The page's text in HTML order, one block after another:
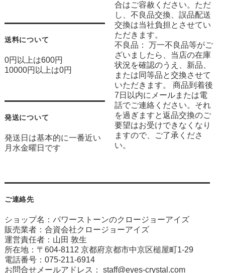
送料について
0円以上は600円
10000円以上は0円
発送について
発送日は基本的に一番近い
月水金曜日です
合はご容赦ください。ただ
し、不良品交換、誤品配送
交換は当社負担とさせてい
ただきます。
不良品： 万一不良品等がご
ざいましたら、当店の在庫
状況を確認のうえ、新品、
または同等品と交換させて
いただきます。 商品到着後
7日以内にメールまたは電
話でご連絡ください。それ
を過ぎますと返品交換のご
要望はお受けできなくなり
ますので、ご了承くださ
い。
ご連絡先
ショップ名：パワーストーンのクロージョーアイズ
販売業者：合資会社クロージョーアイズ
運営責任者：山田 敦生
所在地：〒604-8112 京都府京都市中京区槌屋町1-29
電話番号：075-211-6914
お問合せメールアドレス： staff@eyes-crystal.com